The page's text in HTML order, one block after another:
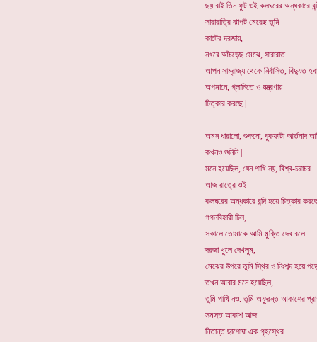
ছয় বাই তিন ফুট ওই কলঘরের অন্ধকারে
সারারাত্রি ঝাপট মেরেছ তুমি
কাটের দরজায়,
নখরে আঁচড়েছ মেঝে, সারারাত
আপন সাম্রাজ্য থেকে নির্বাসিত, বিদ্যুত
অপমানে, গ্লানিতে ও যন্ত্রণায়
চিত্কার করছে |
অমন ধারালো, শুকনো, বুকফাটা আর্তনাদ
কখনও শুনিনি |
মনে হয়েছিল, যেন পাখি নয়, বিশ্ব-চরাচর
আজ রাত্রে ওই
কলঘরের অন্ধকারে বন্দি হয়ে চিত্কার
গগনবিহারী চিল,
সকালে তোমাকে আমি মুক্তি দেব বলে
দরজা খুলে দেখলুম,
মেঝের উপরে তুমি স্থির ও নিঃশব্দ হয়ে
তখন আবার মনে হয়েছিল,
তুমি পাখি নও. তুমি অফুরন্ত আকাশের
সমস্ত আকাশ আজ
নিতান্ত ছাপোষা এক গৃহস্থের